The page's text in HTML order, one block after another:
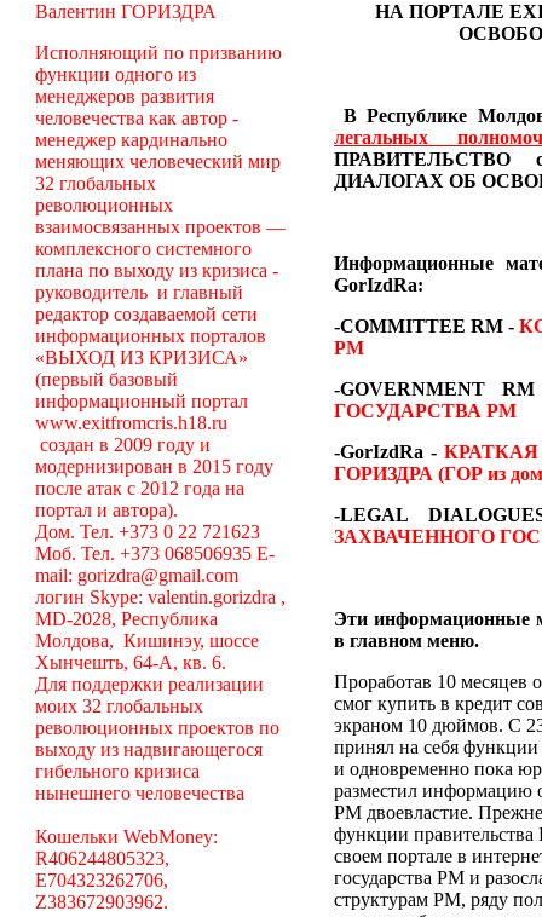
Валентин ГОРИЗДРА
Исполняющий по призванию
функции одного из
менеджеров развития
человечества как автор -
менеджер кардинально
меняющих человеческий мир
32 глобальных
революционных
взаимосвязанных проектов —
комплексного системного
плана по выходу из кризиса -
руководитель и главный
редактор создаваемой сети
информационных порталов
«ВЫХОД ИЗ КРИЗИСА»
(первый базовый
информационный портал
www.exitfromcris.h18.ru
создан в 2009 году и
модернизирован в 2015 году
после атак с 2012 года на
портал и автора).
Дом. Тел. +373 0 22 721623
Моб. Тел. +373 068506935 E-
mail: gorizdra@gmail.com
логин Skype: valentin.gorizdra ,
MD-2028, Республика
Молдова, Кишинэу, шоссе
Хынчешть, 64-А, кв. 6.
Для поддержки реализации
моих 32 глобальных
революционных проектов по
выходу из надвигающегося
гибельного кризиса
нынешнего человечества
Кошельки WebMoney:
R406244805323,
E704323262706,
Z383672903962.
НА ПОРТАЛЕ
В Республике
легальных
ПРАВИТЕЛЬСТВО
ДИАЛОГАХ ОБ
Информационные
GorIzdRa:
-COMMITTEE RM -
РМ
-GOVERNMENT
ГОСУДАРСТВА РМ
-GorIzdRa -
ГОРИЗДРА (ГОР из
-LEGAL
ЗАХВАЧЕННОГО
Эти информационные
в главном меню.
Проработав 10 месяцев
смог купить в кредит
экраном 10 дюймов. С 23
принял на себя функции
и одновременно пока
разместил информацию
РМ двоевластие.
функции правительства
своем портале в
государства РМ и
структурам РМ, ряду